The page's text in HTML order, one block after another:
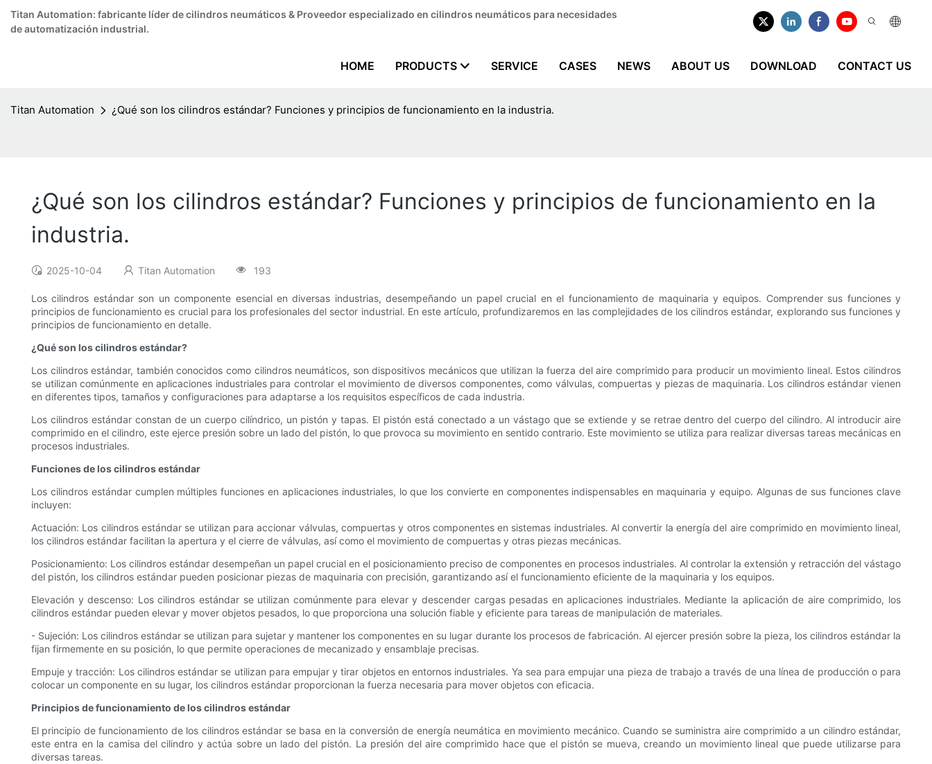
Titan Automation: fabricante líder de cilindros neumáticos & Proveedor especializado en cilindros neumáticos para necesidades
de automatización industrial.
HOME PRODUCTS SERVICE CASES NEWS ABOUT US DOWNLOAD CONTACT US
Titan Automation ¿Qué son los cilindros estándar? Funciones y principios de funcionamiento en la industria.
¿Qué son los cilindros estándar? Funciones y principios de funcionamiento en la
industria.
2025-10-04 Titan Automation 193
Los cilindros estándar son un componente esencial en diversas industrias, desempeñando un papel crucial en el funcionamiento de maquinaria y equipos. Comprender sus funciones y
principios de funcionamiento es crucial para los profesionales del sector industrial. En este artículo, profundizaremos en las complejidades de los cilindros estándar, explorando sus funciones y
principios de funcionamiento en detalle.
¿Qué son los cilindros estándar?
Los cilindros estándar, también conocidos como cilindros neumáticos, son dispositivos mecánicos que utilizan la fuerza del aire comprimido para producir un movimiento lineal. Estos cilindros
se utilizan comúnmente en aplicaciones industriales para controlar el movimiento de diversos componentes, como válvulas, compuertas y piezas de maquinaria. Los cilindros estándar vienen
en diferentes tipos, tamaños y configuraciones para adaptarse a los requisitos específicos de cada industria.
Los cilindros estándar constan de un cuerpo cilíndrico, un pistón y tapas. El pistón está conectado a un vástago que se extiende y se retrae dentro del cuerpo del cilindro. Al introducir aire
comprimido en el cilindro, este ejerce presión sobre un lado del pistón, lo que provoca su movimiento en sentido contrario. Este movimiento se utiliza para realizar diversas tareas mecánicas en
procesos industriales.
Funciones de los cilindros estándar
Los cilindros estándar cumplen múltiples funciones en aplicaciones industriales, lo que los convierte en componentes indispensables en maquinaria y equipo. Algunas de sus funciones clave
incluyen:
Actuación: Los cilindros estándar se utilizan para accionar válvulas, compuertas y otros componentes en sistemas industriales. Al convertir la energía del aire comprimido en movimiento lineal,
los cilindros estándar facilitan la apertura y el cierre de válvulas, así como el movimiento de compuertas y otras piezas mecánicas.
Posicionamiento: Los cilindros estándar desempeñan un papel crucial en el posicionamiento preciso de componentes en procesos industriales. Al controlar la extensión y retracción del vástago
del pistón, los cilindros estándar pueden posicionar piezas de maquinaria con precisión, garantizando así el funcionamiento eficiente de la maquinaria y los equipos.
Elevación y descenso: Los cilindros estándar se utilizan comúnmente para elevar y descender cargas pesadas en aplicaciones industriales. Mediante la aplicación de aire comprimido, los
cilindros estándar pueden elevar y mover objetos pesados, lo que proporciona una solución fiable y eficiente para tareas de manipulación de materiales.
- Sujeción: Los cilindros estándar se utilizan para sujetar y mantener los componentes en su lugar durante los procesos de fabricación. Al ejercer presión sobre la pieza, los cilindros estándar la
fijan firmemente en su posición, lo que permite operaciones de mecanizado y ensamblaje precisas.
Empuje y tracción: Los cilindros estándar se utilizan para empujar y tirar objetos en entornos industriales. Ya sea para empujar una pieza de trabajo a través de una línea de producción o para
colocar un componente en su lugar, los cilindros estándar proporcionan la fuerza necesaria para mover objetos con eficacia.
Principios de funcionamiento de los cilindros estándar
El principio de funcionamiento de los cilindros estándar se basa en la conversión de energía neumática en movimiento mecánico. Cuando se suministra aire comprimido a un cilindro estándar,
este entra en la camisa del cilindro y actúa sobre un lado del pistón. La presión del aire comprimido hace que el pistón se mueva, creando un movimiento lineal que puede utilizarse para
diversas tareas.